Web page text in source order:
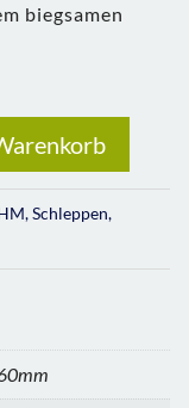
biegsamen
,Schleppen,